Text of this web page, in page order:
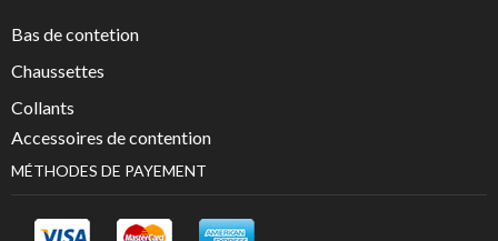
Bas de contetion
Chaussettes
Collants
Accessoires de contention
MÉTHODES DE PAYEMENT